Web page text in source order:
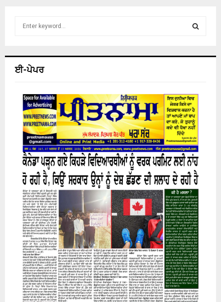
h
C
H
ਈ-ਪੇਪਰ
07 August 2026